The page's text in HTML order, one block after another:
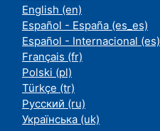
English ‎(en)‎
Español - España ‎(es_es)‎
Español - Internacional ‎(es)‎
Français ‎(fr)‎
Polski ‎(pl)‎
Türkçe ‎(tr)‎
Русский ‎(ru)‎
Українська ‎(uk)‎